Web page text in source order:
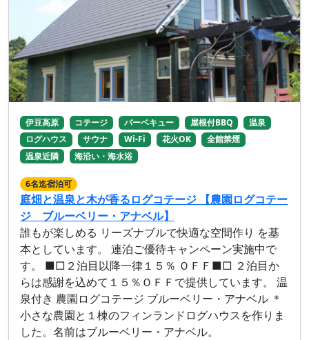
伊豆高原 コテージ バーベキュー 屋根付BBQ
温泉
ログハウス
サウナ Wi-Fi 花火OK
全館禁煙
温泉近隣
海沿い・海水浴
6名迄宿泊可
庭畑と温泉と木が香るログコテージ 【農園ログコテー
ジ ブルーベリー・アナベル】
誰もが楽しめる リーズナブルで快適な空間作り を基
本としています。 連泊ご優待キャンペーン実施中で
す。 ■□２泊目以降一律１５％ ＯＦＦ■□ ２泊目か
らは感謝を込めて１５％ＯＦＦで提供しています。 温
泉付き 農園ログコテージ ブルーベリー・アナベル ＊
小さな農園と１棟のフィンランドログハウスを作りま
した。名前はブルーベリー・アナベル。